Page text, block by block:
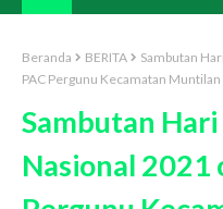
Beranda BERITA
Sambutan
PAC Pergunu Kecamatan Muntilan
Sambutan
Nasional 2021